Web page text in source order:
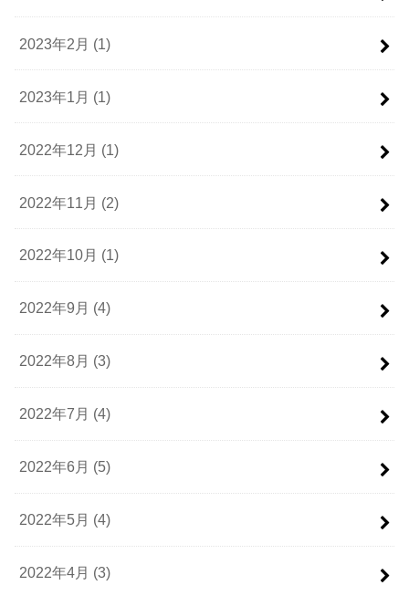
2023年2月 (1)
2023年1月 (1)
2022年12月 (1)
2022年11月 (2)
2022年10月 (1)
2022年9月 (4)
2022年8月 (3)
2022年7月 (4)
2022年6月 (5)
2022年5月 (4)
2022年4月 (3)